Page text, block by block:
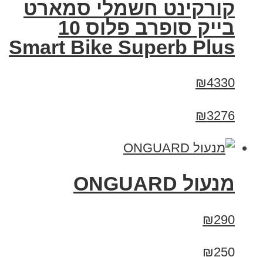
קורקינט חשמלי סמארט
בייק סופרב פלוס 10
Smart Bike Superb Plus
₪4330
₪3276
מנעול ONGUARD
₪290
₪250